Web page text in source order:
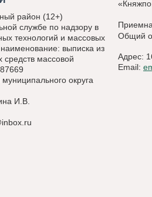
район (12+)
службе по надзору в
технологий и массовых
выписка из
средств массовой
округа
И.В.
Общий
Адрес:
Email: